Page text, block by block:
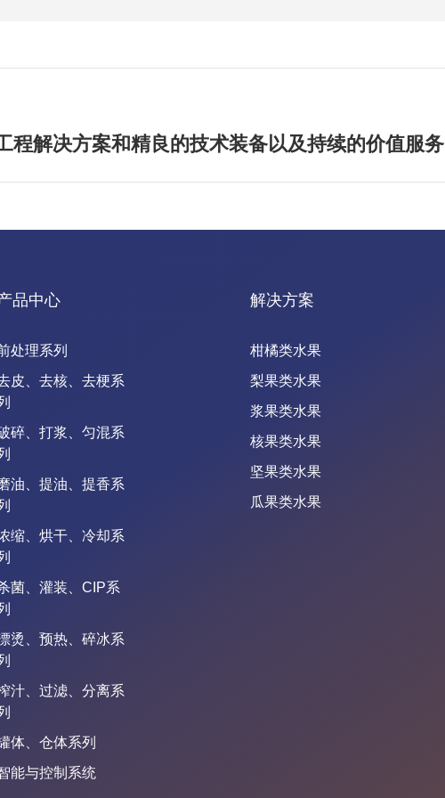
程解决方案和精良的技术装备以及持续的价值服务
品中心
处理系列
皮、去核、去梗系
碎、打浆、匀混系
油、提油、提香系
缩、烘干、冷却系
菌、灌装、CIP系
烫、预热、碎冰系
汁、过滤、分离系
体、仓体系列
能与控制系统
解决方案
柑橘类水果
梨果类水果
浆果类水果
核果类水果
坚果类水果
瓜果类水果